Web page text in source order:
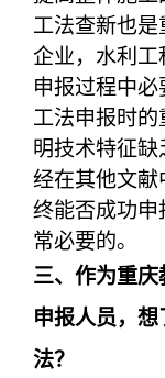
工法查新也
企业，水利
申报过程中
工法申报时
明技术特征
经在其他文
终能否成功
常必要的。
三、作为重
申报人员，
法？